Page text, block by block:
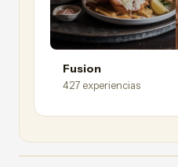
Fusion
427 experiencias